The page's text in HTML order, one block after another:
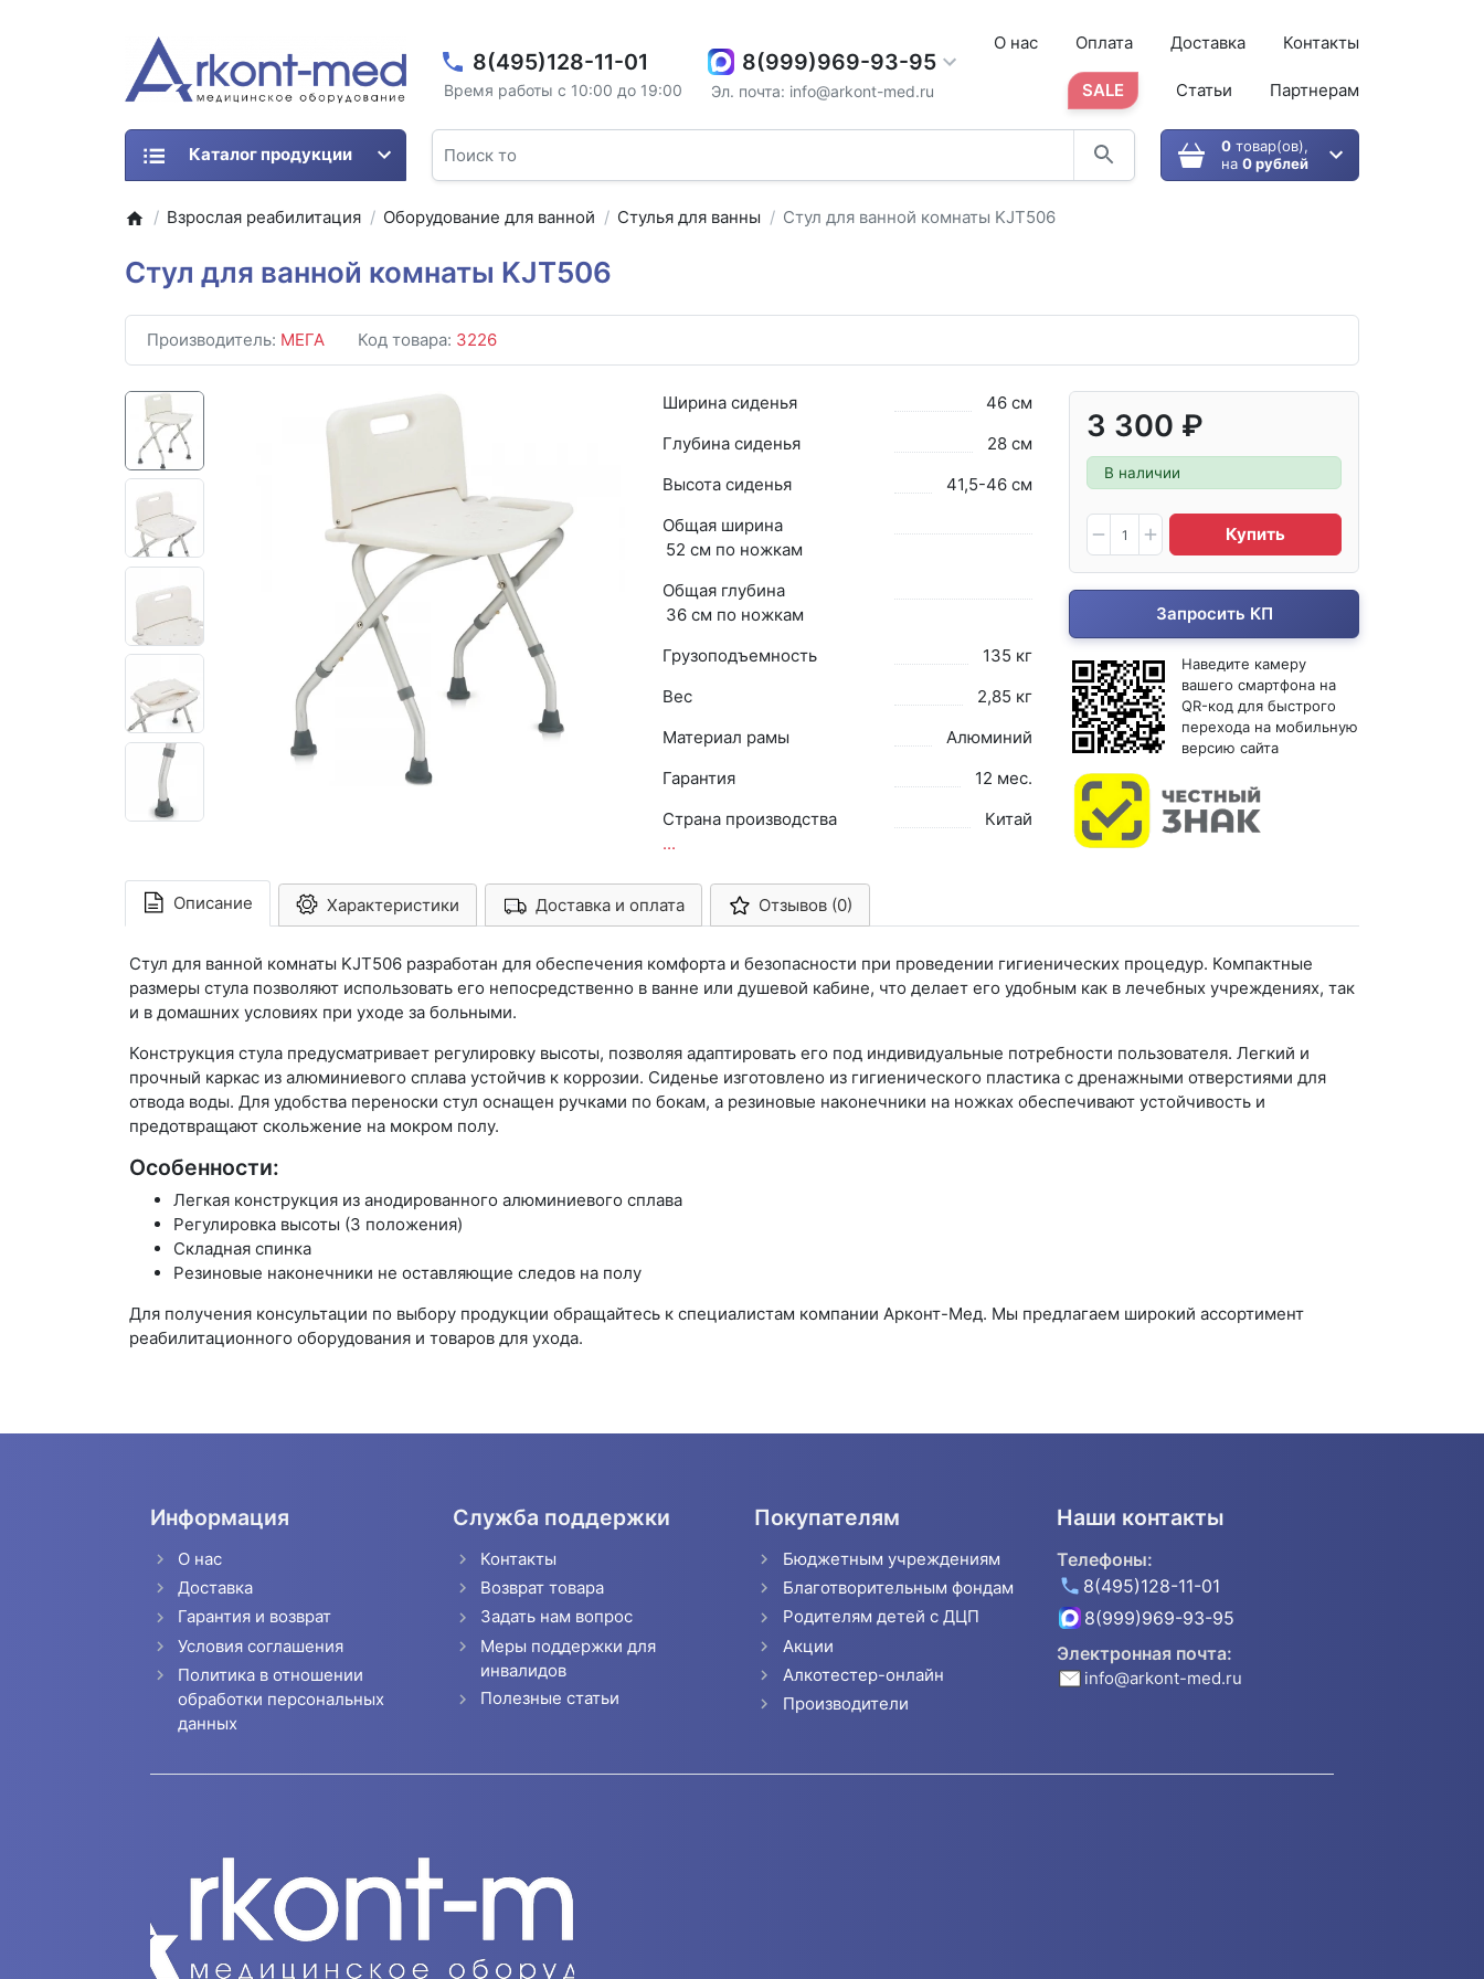
8(495)128-11-01
Время работы с 10:00 до 19:00
8(999)969-93-95
Эл. почта: info@arkont-med.ru
О нас Оплата Доставка Контакты
SALE Статьи Партнерам
0товар(ов),
на 0 рублей
Каталог продукции
Взрослая реабилитация Оборудование для ванной Стулья для ванны Стул для ванной комнаты KJT506
Стул для ванной комнаты KJT506
Производитель: МЕГА Код товара: 3226
3 300 ₽
В наличии
Купить
Запросить КП
Наведите камеру
вашего смартфона на
QR-код для быстрого
перехода на мобильную
версию сайта
Ширина сиденья
46 см
Глубина сиденья
28 см
Высота сиденья
41,5-46 см
Общая ширина
52 см по ножкам
Общая глубина
36 см по ножкам
Грузоподъемность
135 кг
Вес
2,85 кг
Материал рамы
Алюминий
Гарантия
12 мес.
Страна производства
Китай
...
Описание Характеристики Арконт-Мед Доставка и оплата Отзывов (0)
Стул для ванной комнаты KJT506 разработан для обеспечения комфорта и безопасности при проведении гигиенических процедур. Компактные
размеры стула позволяют использовать его непосредственно в ванне или душевой кабине, что делает его удобным как в лечебных учреждениях, так
и в домашних условиях при уходе за больными.
Конструкция стула предусматривает регулировку высоты, позволяя адаптировать его под индивидуальные потребности пользователя. Легкий и
прочный каркас из алюминиевого сплава устойчив к коррозии. Сиденье изготовлено из гигиенического пластика с дренажными отверстиями для
отвода воды. Для удобства переноски стул оснащен ручками по бокам, а резиновые наконечники на ножках обеспечивают устойчивость и
предотвращают скольжение на мокром полу.
Особенности:
Легкая конструкция из анодированного алюминиевого сплава
Регулировка высоты (3 положения)
Складная спинка
Резиновые наконечники не оставляющие следов на полу
Для получения консультации по выбору продукции обращайтесь к специалистам компании Арконт-Мед. Мы предлагаем широкий ассортимент
реабилитационного оборудования и товаров для ухода.
Информация
О нас
Доставка
Гарантия и возврат
Условия соглашения
Политика в отношении
обработки персональных
данных
Служба поддержки
Контакты
Возврат товара
Задать нам вопрос
Меры поддержки для
инвалидов
Полезные статьи
Покупателям
Бюджетным учреждениям
Благотворительным фондам
Родителям детей с ДЦП
Акции
Алкотестер-онлайн
Производители
Наши контакты
Телефоны:
8(495)128-11-01
8(999)969-93-95
Электронная почта:
info@arkont-med.ru